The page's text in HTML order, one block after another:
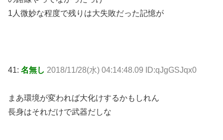
1人微妙な程度で残りは大失敗だった記憶が
41: 名無し 2018/11/28(水) 04:14:48.09 ID:qJgGSJqx0
まあ環境が変われば大化けするかもしれん
長身はそれだけで武器だしな